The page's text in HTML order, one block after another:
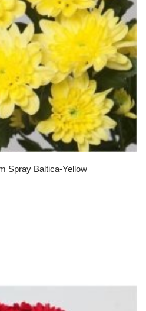
Spray Baltica-Yellow